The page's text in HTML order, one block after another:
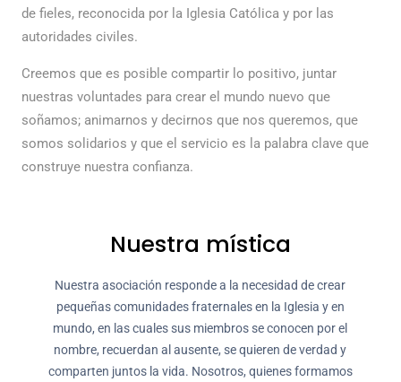
de fieles, reconocida por la Iglesia Católica y por las
autoridades civiles.
Creemos que es posible compartir lo positivo, juntar
nuestras voluntades para crear el mundo nuevo que
soñamos; animarnos y decirnos que nos queremos, que
somos solidarios y que el servicio es la palabra clave que
construye nuestra confianza.
Nuestra mística
Nuestra asociación responde a la necesidad de crear
pequeñas comunidades fraternales en la Iglesia y en
mundo, en las cuales sus miembros se conocen por el
nombre, recuerdan al ausente, se quieren de verdad y
comparten juntos la vida. Nosotros, quienes formamos